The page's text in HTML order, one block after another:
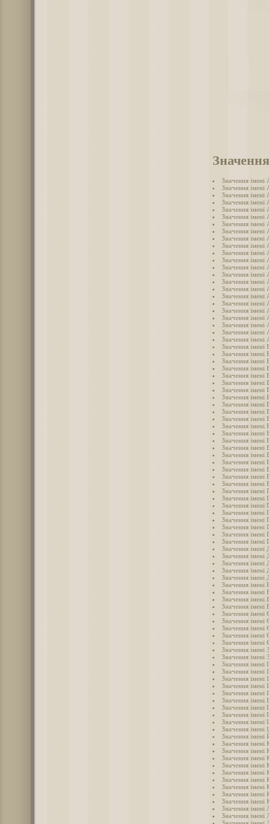
Значення імені
Значення імені
Значення імені
Значення імені
Значення імені
Значення імені
Значення імені
Значення імені
Значення імені
Значення імені
Значення імені
Значення імені
Значення імені
Значення імені
Значення імені
Значення імені
Значення імені
Значення імені
Значення імені
Значення імені
Значення імені
Значення імені
Значення імені
Значення імені
Значення імені
Значення імені
Значення імені
Значення імені
Значення імені
Значення імені
Значення імені
Значення імені
Значення імені
Значення імені
Значення імені
Значення імені
Значення імені
Значення імені
Значення імені
Значення імені
Значення
Значення імені
Значення імені
Значення імені
Значення імені
Значення імені
Значення імені
Значення імені
Значення імені
Значення імені
Значення імені
Значення імені
Значення імені
Значення імені
Значення імені
Значення імені
Значення імені
Значення імені
Значення імені
Значення імені
Значення імені
Значення імені
Значення імені
Значення імені
Значення імені
Значення імені
Значення імені
Значення імені
Значення імені
Значення імені
Значення імені
Значення імені
Значення імені
Значення імені
Значення імені
Значення імені
Значення імені
Значення імені
Значення імені
Значення імені
Значення імені
Значення імені
Значення імені
Значення імені
Значення імені
Значення імені
Значення імені
Значення імені
Значення імені